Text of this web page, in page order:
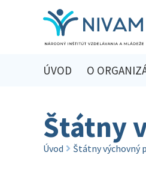
ÚVOD O
Štátny
Úvod Štátny výchovný